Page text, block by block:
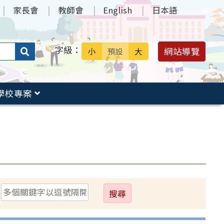
家長會 教師會 English 日本語
搜
送出 字級： 小 預設 大 網站導覽
校專案
送
出